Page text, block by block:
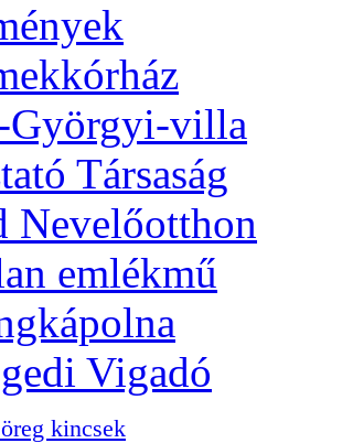
Györgyi-villa
Társaság
Nevelőotthon
emlékmű
Vigadó
kincsek